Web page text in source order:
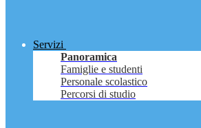
Servizi
Panoramica
Famiglie e studenti
Personale scolastico
Percorsi di studio